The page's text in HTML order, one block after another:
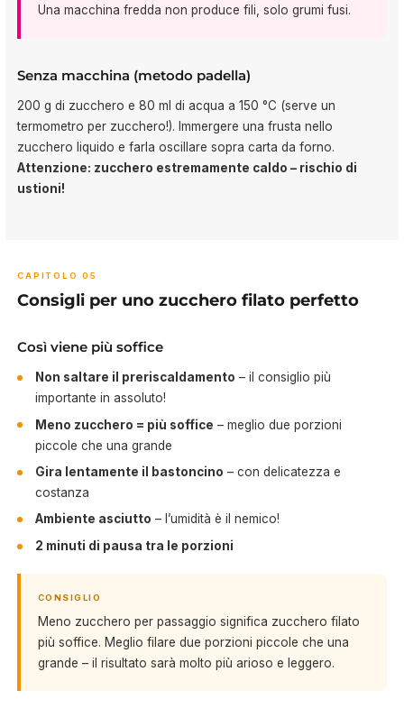
Una macchina fredda non produce fili, solo grumi fusi.
Senza macchina (metodo padella)
200 g di zucchero e 80 ml di acqua a 150 °C (serve un
termometro per zucchero!). Immergere una frusta nello
zucchero liquido e farla oscillare sopra carta da forno.
Attenzione: zucchero estremamente caldo – rischio di
ustioni!
CAPITOLO 05
Consigli per uno zucchero filato perfetto
Così viene più soffice
Non saltare il preriscaldamento – il consiglio più
importante in assoluto!
Meno zucchero = più soffice – meglio due porzioni
piccole che una grande
Gira lentamente il bastoncino – con delicatezza e
costanza
Ambiente asciutto – l’umidità è il nemico!
2 minuti di pausa tra le porzioni
CONSIGLIO
Meno zucchero per passaggio significa zucchero filato
più soffice. Meglio filare due porzioni piccole che una
grande – il risultato sarà molto più arioso e leggero.